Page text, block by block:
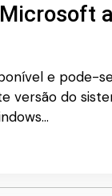
e pode-
versão do